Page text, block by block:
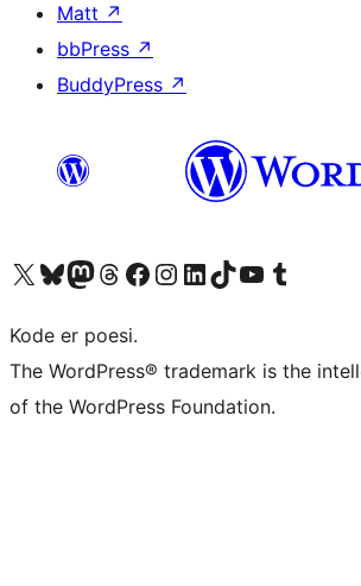
Matt ↗
bbPress ↗
BuddyPress ↗
Besøk vår konto på X Visit our Bluesky account
Besøk vår Mastodon-konto
Visit our Threads account
Besøk vår Facebook-sideBesøk vår Instagram-konto
Besøk vår LinkedIn-konto
Visit our TikTok account
Visit our YouTube channel
Visit our Tumblr account
Kode er poesi.
The WordPress® trademark is the
of the WordPress Foundation.